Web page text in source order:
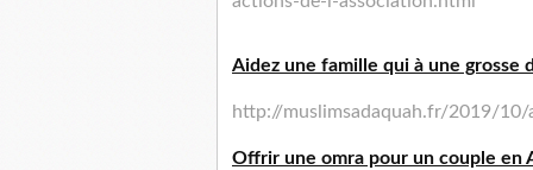
Aidez une famille qui à une grosse
http://muslimsadaquah.fr/2019/10/
Offrir une omra pour un couple en